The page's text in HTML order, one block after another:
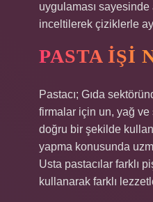
uygulaması
inceltilerek çiziklerle
PASTA IŞI
Pastacı; Gıda
firmalar için un, yağ
doğru bir şekilde
yapma konusunda
Usta pastacılar farklı
kullanarak farklı